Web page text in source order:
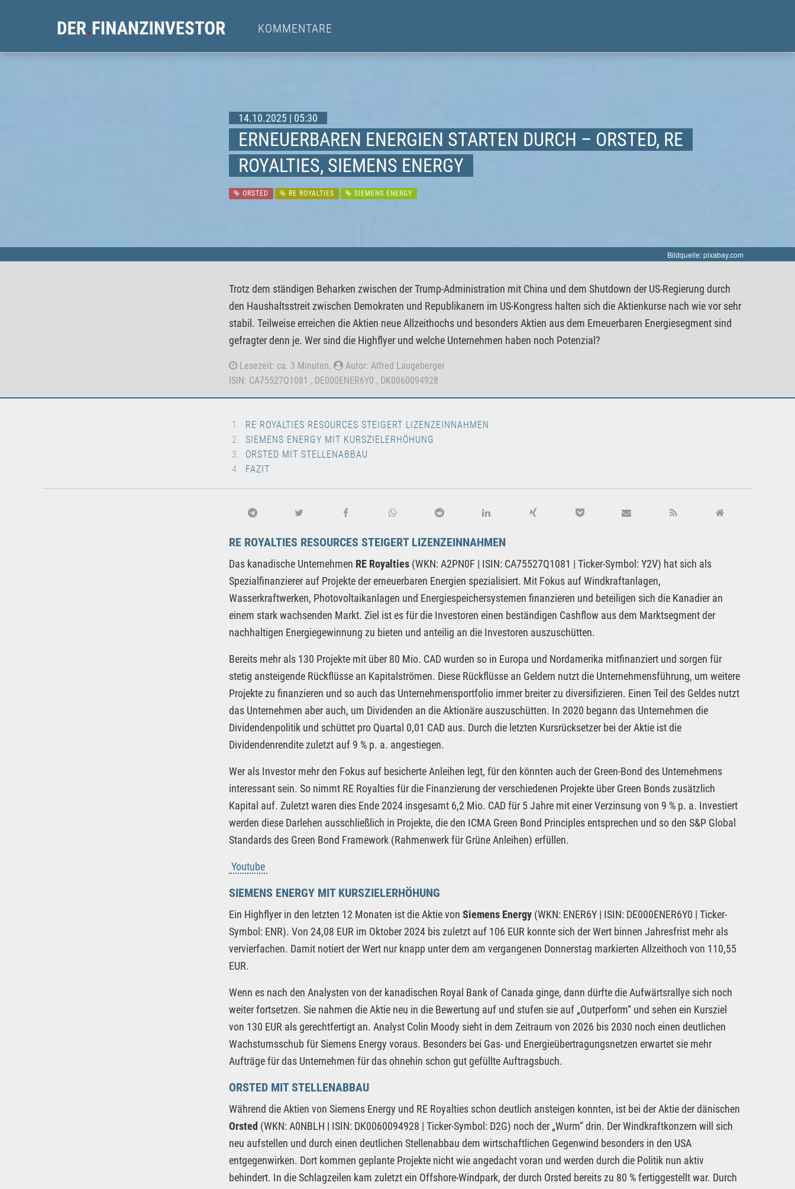
KOMMENTARE
14.10.2025 | 05:30
ERNEUERBAREN ENERGIEN STARTEN DURCH – ORSTED, RE
ROYALTIES, SIEMENS ENERGY
ORSTED RE ROYALTIES SIEMENS ENERGY
Bildquelle: pixabay.com
Trotz dem ständigen Beharken zwischen der Trump-Administration mit China und dem Shutdown der US-Regierung durch
den Haushaltsstreit zwischen Demokraten und Republikanern im US-Kongress halten sich die Aktienkurse nach wie vor sehr
stabil. Teilweise erreichen die Aktien neue Allzeithochs und besonders Aktien aus dem Erneuerbaren Energiesegment sind
gefragter denn je. Wer sind die Highflyer und welche Unternehmen haben noch Potenzial?
Lesezeit: ca. 3 Minuten.
Autor: Alfred Laugeberger
ISIN: CA75527Q1081 , DE000ENER6Y0 , DK0060094928
RE ROYALTIES RESOURCES STEIGERT LIZENZEINNAHMEN
SIEMENS ENERGY MIT KURSZIELERHÖHUNG
ORSTED MIT STELLENABBAU
FAZIT
RE ROYALTIES RESOURCES STEIGERT LIZENZEINNAHMEN
Das kanadische Unternehmen RE Royalties (WKN: A2PN0F | ISIN: CA75527Q1081 | Ticker-Symbol: Y2V) hat sich als
Spezialfinanzierer auf Projekte der erneuerbaren Energien spezialisiert. Mit Fokus auf Windkraftanlagen,
Wasserkraftwerken, Photovoltaikanlagen und Energiespeichersystemen finanzieren und beteiligen sich die Kanadier an
einem stark wachsenden Markt. Ziel ist es für die Investoren einen beständigen Cashflow aus dem Marktsegment der
nachhaltigen Energiegewinnung zu bieten und anteilig an die Investoren auszuschütten.
Bereits mehr als 130 Projekte mit über 80 Mio. CAD wurden so in Europa und Nordamerika mitfinanziert und sorgen für
stetig ansteigende Rückflüsse an Kapitalströmen. Diese Rückflüsse an Geldern nutzt die Unternehmensführung, um weitere
Projekte zu finanzieren und so auch das Unternehmensportfolio immer breiter zu diversifizieren. Einen Teil des Geldes nutzt
das Unternehmen aber auch, um Dividenden an die Aktionäre auszuschütten. In 2020 begann das Unternehmen die
Dividendenpolitik und schüttet pro Quartal 0,01 CAD aus. Durch die letzten Kursrücksetzer bei der Aktie ist die
Dividendenrendite zuletzt auf 9 % p. a. angestiegen.
Wer als Investor mehr den Fokus auf besicherte Anleihen legt, für den könnten auch der Green-Bond des Unternehmens
interessant sein. So nimmt RE Royalties für die Finanzierung der verschiedenen Projekte über Green Bonds zusätzlich
Kapital auf. Zuletzt waren dies Ende 2024 insgesamt 6,2 Mio. CAD für 5 Jahre mit einer Verzinsung von 9 % p. a. Investiert
werden diese Darlehen ausschließlich in Projekte, die den ICMA Green Bond Principles entsprechen und so den S&P Global
Standards des Green Bond Framework (Rahmenwerk für Grüne Anleihen) erfüllen.
Youtube
SIEMENS ENERGY MIT KURSZIELERHÖHUNG
Ein Highflyer in den letzten 12 Monaten ist die Aktie von Siemens Energy (WKN: ENER6Y | ISIN: DE000ENER6Y0 | Ticker-
Symbol: ENR). Von 24,08 EUR im Oktober 2024 bis zuletzt auf 106 EUR konnte sich der Wert binnen Jahresfrist mehr als
vervierfachen. Damit notiert der Wert nur knapp unter dem am vergangenen Donnerstag markierten Allzeithoch von 110,55
EUR.
Wenn es nach den Analysten von der kanadischen Royal Bank of Canada ginge, dann dürfte die Aufwärtsrallye sich noch
weiter fortsetzen. Sie nahmen die Aktie neu in die Bewertung auf und stufen sie auf „Outperform“ und sehen ein Kursziel
von 130 EUR als gerechtfertigt an. Analyst Colin Moody sieht in dem Zeitraum von 2026 bis 2030 noch einen deutlichen
Wachstumsschub für Siemens Energy voraus. Besonders bei Gas- und Energieübertragungsnetzen erwartet sie mehr
Aufträge für das Unternehmen für das ohnehin schon gut gefüllte Auftragsbuch.
ORSTED MIT STELLENABBAU
Während die Aktien von Siemens Energy und RE Royalties schon deutlich ansteigen konnten, ist bei der Aktie der dänischen
Orsted (WKN: A0NBLH | ISIN: DK0060094928 | Ticker-Symbol: D2G) noch der „Wurm“ drin. Der Windkraftkonzern will sich
neu aufstellen und durch einen deutlichen Stellenabbau dem wirtschaftlichen Gegenwind besonders in den USA
entgegenwirken. Dort kommen geplante Projekte nicht wie angedacht voran und werden durch die Politik nun aktiv
behindert. In die Schlagzeilen kam zuletzt ein Offshore-Windpark, der durch Orsted bereits zu 80 % fertiggestellt war. Durch